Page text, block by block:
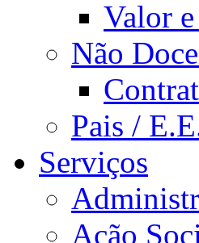
Valor
Não
Pais /
Serviços
Ação